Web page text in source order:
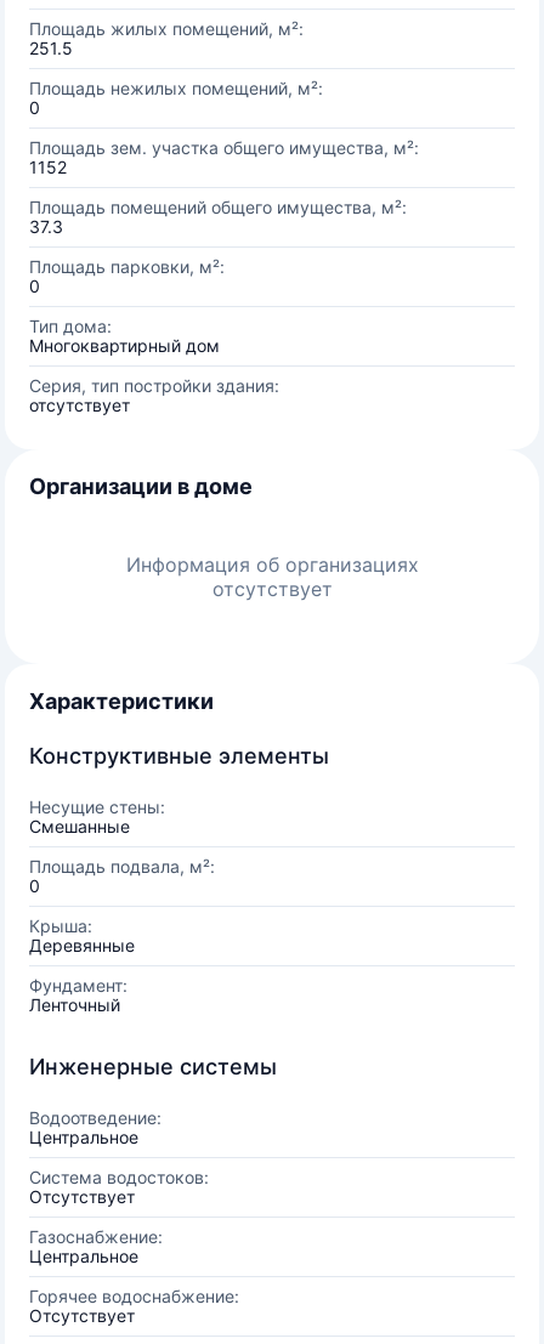
Площадь жилых помещений, м²:
251.5
Площадь нежилых помещений, м²:
0
Площадь зем. участка общего имущества, м²:
1152
Площадь помещений общего имущества, м²:
37.3
Площадь парковки, м²:
0
Тип дома:
Многоквартирный дом
Серия, тип постройки здания:
отсутствует
Организации в доме
Информация об организациях
отсутствует
Характеристики
Конструктивные элементы
Несущие стены:
Смешанные
Площадь подвала, м²:
0
Крыша:
Деревянные
Фундамент:
Ленточный
Инженерные системы
Водоотведение:
Центральное
Система водостоков:
Отсутствует
Газоснабжение:
Центральное
Горячее водоснабжение:
Отсутствует